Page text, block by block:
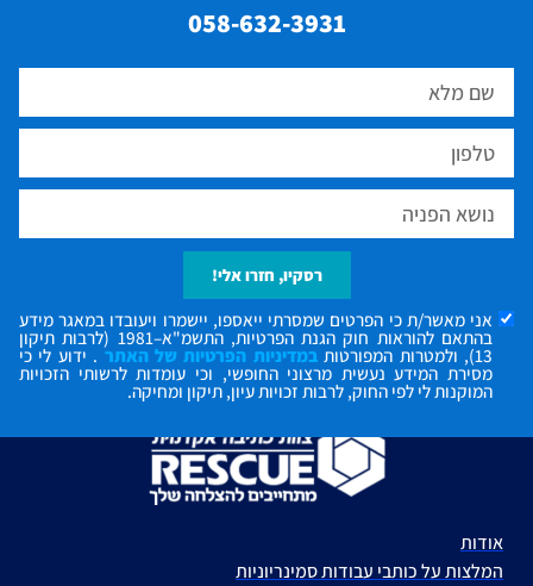
058-632-3931
אני מאשר/ת כי הפרטים שמסרתי ייאספו, יישמרו ויעובדו במאגר מידע
בהתאם להוראות חוק הגנת הפרטיות, התשמ"א–1981 (לרבות תיקון
13), ולמטרות המפורטות במדיניות הפרטיות של האתר . ידוע לי כי
מסירת המידע נעשית מרצוני החופשי, וכי עומדות לרשותי הזכויות
המוקנות לי לפי החוק, לרבות זכויות עיון, תיקון ומחיקה.
רסקיו, חזרו אלי!
אודות
המלצות על כותבי עבודות סמינריוניות